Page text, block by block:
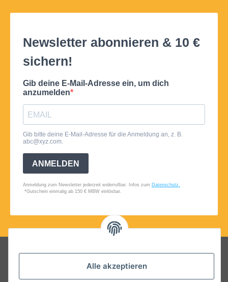
Alle akzeptieren
Folgt uns auf Social Media